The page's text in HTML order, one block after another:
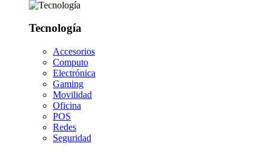
Tecnología
Accesorios
Computo
Electrónica
Gaming
Movilidad
Oficina
POS
Redes
Seguridad